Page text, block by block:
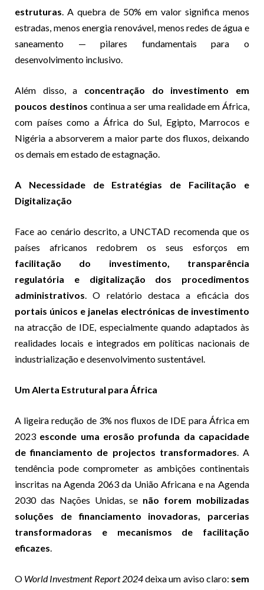
estruturas. A quebra de 50% em valor significa menos
estradas, menos energia renovável, menos redes de água e
saneamento — pilares fundamentais para o
desenvolvimento inclusivo.
Além disso, a concentração do investimento em
poucos destinos continua a ser uma realidade em África,
com países como a África do Sul, Egipto, Marrocos e
Nigéria a absorverem a maior parte dos fluxos, deixando
os demais em estado de estagnação.
A Necessidade de Estratégias de Facilitação e
Digitalização
Face ao cenário descrito, a UNCTAD recomenda que os
países africanos redobrem os seus esforços em
facilitação do investimento, transparência
regulatória e digitalização dos procedimentos
administrativos. O relatório destaca a eficácia dos
portais únicos e janelas electrónicas de investimento
na atracção de IDE, especialmente quando adaptados às
realidades locais e integrados em políticas nacionais de
industrialização e desenvolvimento sustentável.
Um Alerta Estrutural para África
A ligeira redução de 3% nos fluxos de IDE para África em
2023 esconde uma erosão profunda da capacidade
de financiamento de projectos transformadores. A
tendência pode comprometer as ambições continentais
inscritas na Agenda 2063 da União Africana e na Agenda
2030 das Nações Unidas, se não forem mobilizadas
soluções de financiamento inovadoras, parcerias
transformadoras e mecanismos de facilitação
eficazes.
O World Investment Report 2024deixa um aviso claro: sem